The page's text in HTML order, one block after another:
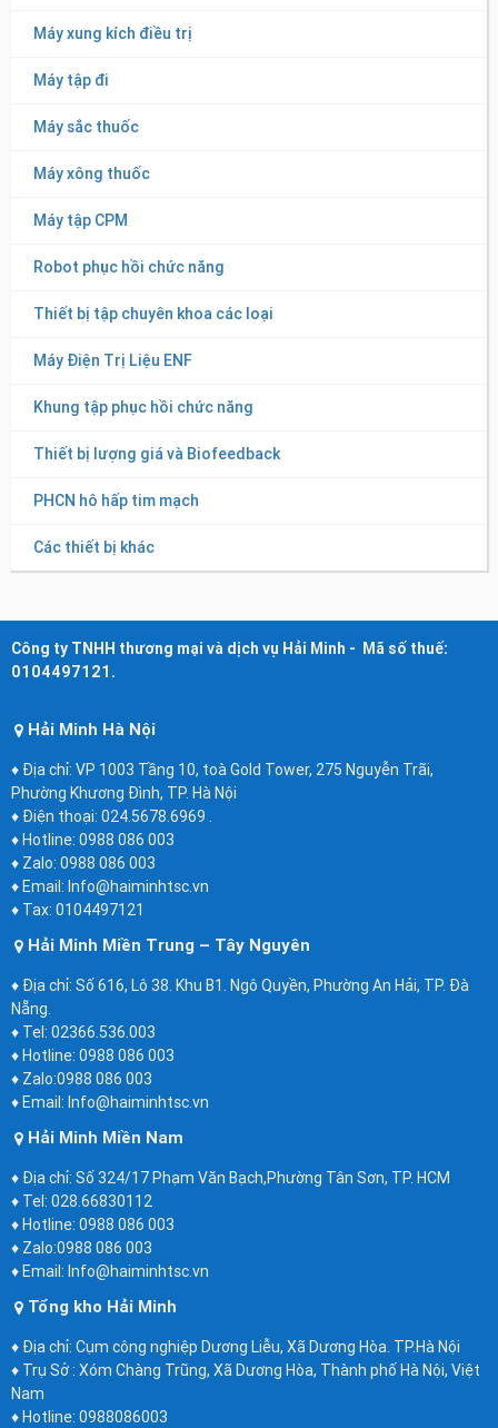
Máy xung kích điều trị
Máy tập đi
Máy sắc thuốc
Máy xông thuốc
Máy tập CPM
Robot phục hồi chức năng
Thiết bị tập chuyên khoa các loại
Máy Điện Trị Liệu ENF
Khung tập phục hồi chức năng
Thiết bị lượng giá và Biofeedback
PHCN hô hấp tim mạch
Các thiết bị khác
Công ty TNHH thương mại và dịch vụ Hải Minh - Mã số thuế:
0104497121.
Hải Minh Hà Nội
♦ Địa chỉ: VP 1003 Tầng 10, toà Gold Tower, 275 Nguyễn Trãi,
Phường Khương Đình, TP. Hà Nội
♦ Điện thoại: 024.5678.6969 .
♦ Hotline: 0988 086 003
♦ Zalo: 0988 086 003
♦ Email: Info@haiminhtsc.vn
♦ Tax: 0104497121
Hải Minh Miền Trung – Tây Nguyên
♦ Địa chỉ: Số 616, Lô 38. Khu B1. Ngô Quyền, Phường An Hải, TP. Đà
Nẵng.
♦ Tel: 02366.536.003
♦ Hotline: 0988 086 003
♦ Zalo:0988 086 003
♦ Email: Info@haiminhtsc.vn
Hải Minh Miền Nam
♦ Địa chỉ: Số 324/17 Phạm Văn Bạch,Phường Tân Sơn, TP. HCM
♦ Tel: 028.66830112
♦ Hotline: 0988 086 003
♦ Zalo:0988 086 003
♦ Email: Info@haiminhtsc.vn
Tổng kho Hải Minh
♦ Địa chỉ: Cụm công nghiệp Dương Liễu, Xã Dương Hòa. TP.Hà Nội
♦ Trụ Sở : Xóm Chàng Trũng, Xã Dương Hòa, Thành phố Hà Nội, Việt
Nam
♦ Hotline: 0988086003